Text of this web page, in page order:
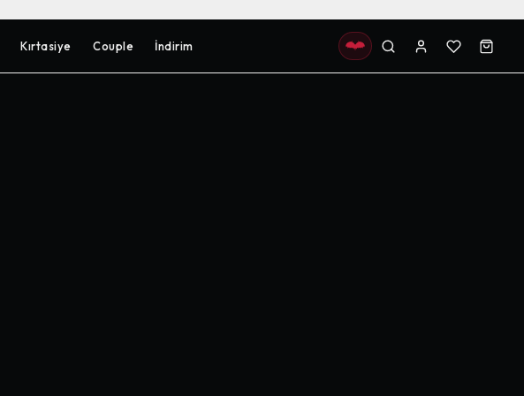
Kırtasiye Couple İndirim